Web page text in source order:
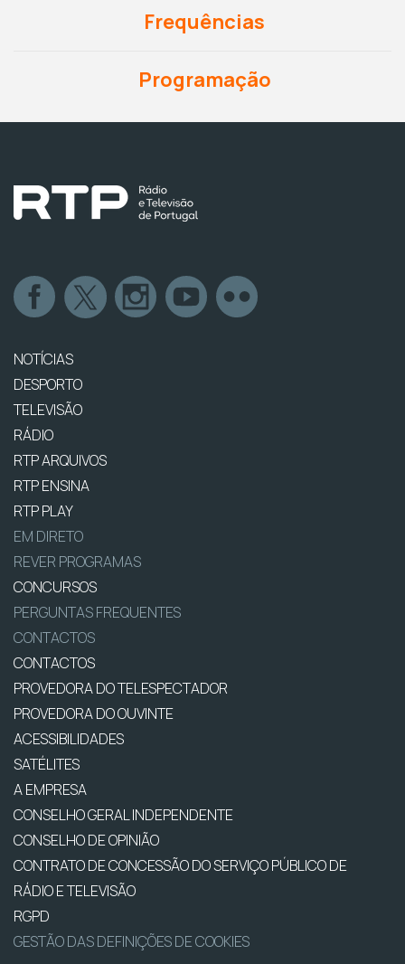
Frequências
Programação
NOTÍCIAS
DESPORTO
TELEVISÃO
RÁDIO
RTP ARQUIVOS
RTP ENSINA
RTP PLAY
EM DIRETO
REVER PROGRAMAS
CONCURSOS
PERGUNTAS FREQUENTES
CONTACTOS
CONTACTOS
PROVEDORA DO TELESPECTADOR
PROVEDORA DO OUVINTE
ACESSIBILIDADES
SATÉLITES
A EMPRESA
CONSELHO GERAL INDEPENDENTE
CONSELHO DE OPINIÃO
CONTRATO DE CONCESSÃO DO SERVIÇO PÚBLICO DE
RÁDIO E TELEVISÃO
RGPD
GESTÃO DAS DEFINIÇÕES DE COOKIES